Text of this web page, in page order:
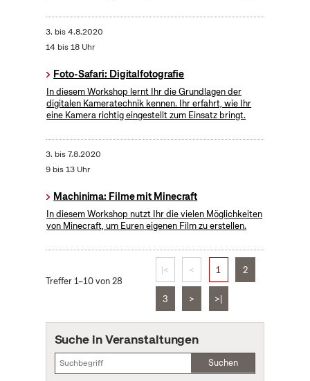
3. bis4.8.2020
14 bis 18 Uhr
Foto-Safari: Digitalfotografie
In diesem Workshop lernt Ihr die Grundlagen der
digitalen Kameratechnik kennen. Ihr erfahrt, wie Ihr
eine Kamera richtig eingestellt zum Einsatz bringt.
3. bis7.8.2020
9 bis 13 Uhr
Machinima: Filme mit Minecraft
In diesem Workshop nutzt Ihr die vielen Möglichkeiten
von Minecraft, um Euren eigenen Film zu erstellen.
Treffer 1–10 von 28
|< < 1 2
3 > >|
Suche in Veranstaltungen
Suchen